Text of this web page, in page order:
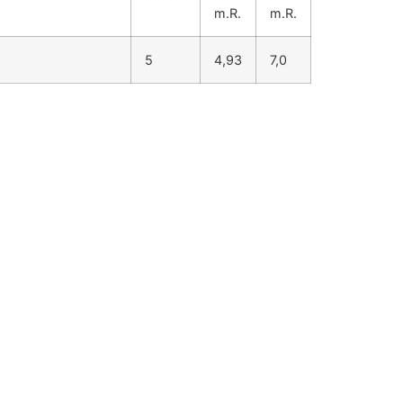
m.R.
m.R.
5 4,93 7,0